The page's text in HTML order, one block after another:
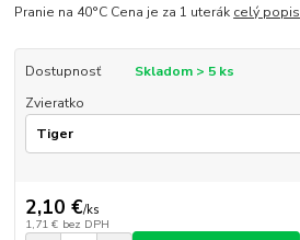
Pranie na 40°C Cena je za 1 uterák celý popis
Dostupnosť
Skladom > 5 ks
Zvieratko
2,10 €/ks
1,71 € bez DPH